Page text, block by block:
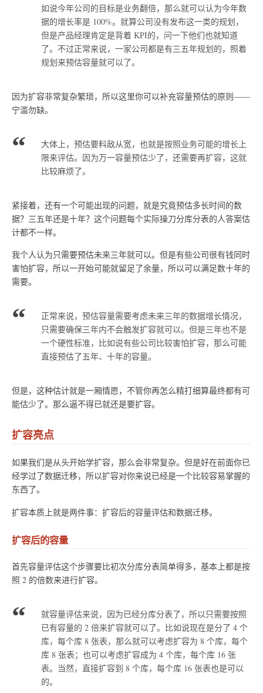
如说今年公司的目标是业务翻倍，那么就可以认为今年数
据的增长率是 100%。就算公司没有发布这一类的规划，
但是产品经理肯定是背着 KPI的，问一下他们也就知道
了。不过正常来说，一家公司都是有三五年规划的，照着
规划来预估容量就可以了。
因为扩容非常复杂繁琐，所以这里你可以补充容量预估的原则——
宁滥勿缺。
大体上，预估要料敌从宽，也就是按照业务可能的增长上
限来评估。因为万一容量预估少了，还需要再扩容，这就
比较麻烦了。
紧接着，还有一个可能出现的问题，就是究竟预估多长时间的数
据？三五年还是十年？这个问题每个实际操刀分库分表的人答案估
计都不一样。
我个人认为只需要预估未来三年就可以。但是有些公司很有钱同时
害怕扩容，所以一开始可能就留足了余量，所以可以满足数十年的
需要。
正常来说，预估容量需要考虑未来三年的数据增长情况，
只需要确保三年内不会触发扩容就可以。但是三年也不是
一个硬性标准，比如说有些公司比较害怕扩容，那么可能
直接预估了五年、十年的容量。
但是，这种估计就是一厢情愿，不管你再怎么精打细算最终都有可
能估少了。那么逼不得已就还是要扩容。
扩容亮点
如果我们是从头开始学扩容，那么会非常复杂。但是好在前面你已
经学过了数据迁移，所以扩容对你来说已经是一个比较容易掌握的
东西了。
扩容本质上就是两件事：扩容后的容量评估和数据迁移。
扩容后的容量
首先容量评估这个步骤要比初次分库分表简单得多，基本上都是按
照 2 的倍数来进行扩容。
就容量评估来说，因为已经分库分表了，所以只需要按照
已有容量的 2 倍来扩容就可以了。比如说现在是分了 4 个
库，每个库 8 张表，那么就可以考虑扩容为 8 个库，每个
库 8 张表；也可以考虑扩容成为 4 个库，每个库 16 张
表。当然，直接扩容到 8 个库，每个库 16 张表也是可以
的。